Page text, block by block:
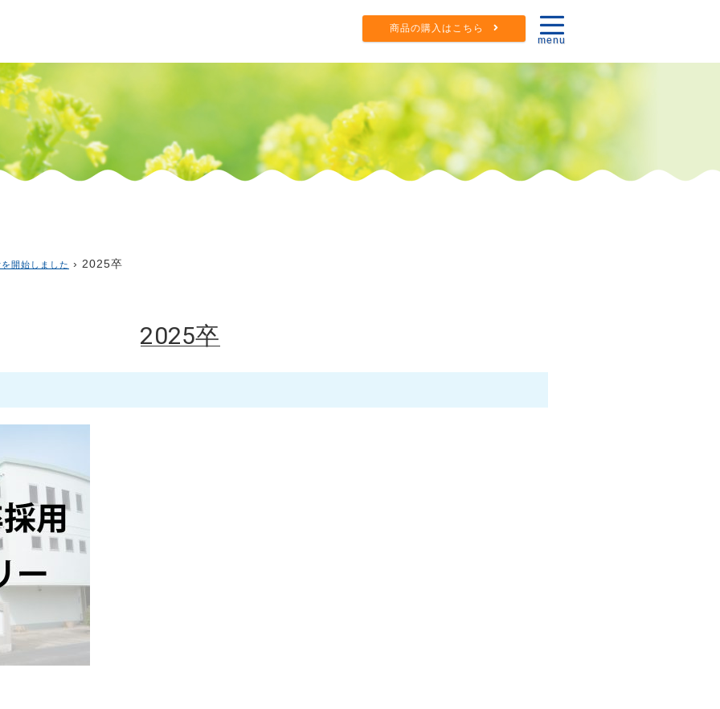
商品の購入はこちら
menu
開始しました › 2025卒
2025卒